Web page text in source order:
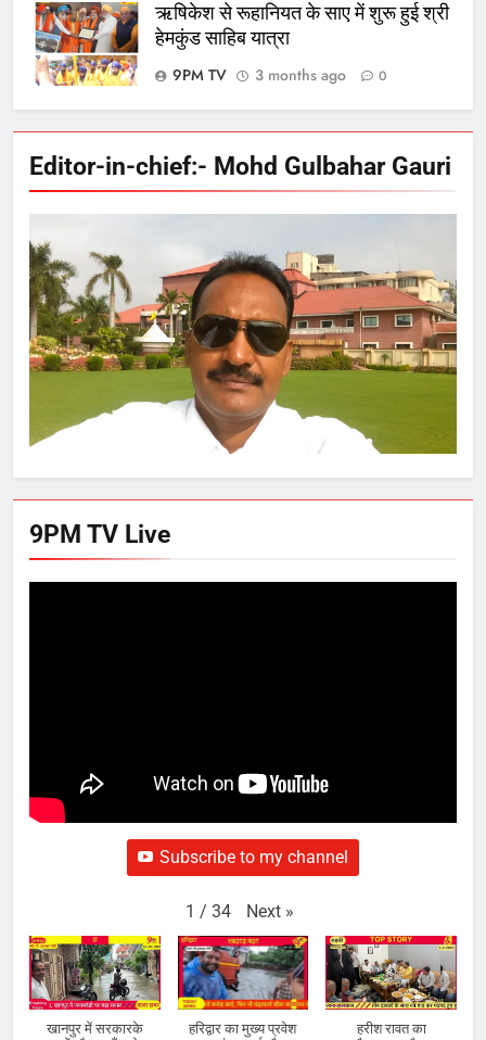
ऋषिकेश से रूहानियत के साए में शुरू हुई श्री
हेमकुंड साहिब यात्रा
9PM TV
3 months ago 0
Editor-in-chief:- Mohd Gulbahar Gauri
9PM TV Live
Subscribe to my channel
1 / 34 Next »
खानपुर में सरकारके
हरिद्वार का मुख्य प्रवेश
हरीश रावत का